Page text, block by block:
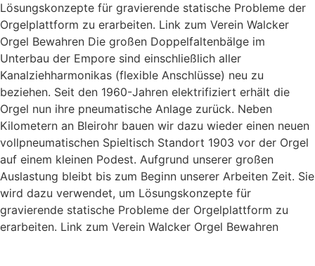
Lösungskonzepte für gravierende statische Probleme der
Orgelplattform zu erarbeiten. Link zum Verein Walcker
Orgel Bewahren Die großen Doppelfaltenbälge im
Unterbau der Empore sind einschließlich aller
Kanalziehharmonikas (flexible Anschlüsse) neu zu
beziehen. Seit den 1960-Jahren elektrifiziert erhält die
Orgel nun ihre pneumatische Anlage zurück. Neben
Kilometern an Bleirohr bauen wir dazu wieder einen neuen
vollpneumatischen Spieltisch Standort 1903 vor der Orgel
auf einem kleinen Podest. Aufgrund unserer großen
Auslastung bleibt bis zum Beginn unserer Arbeiten Zeit. Sie
wird dazu verwendet, um Lösungskonzepte für
gravierende statische Probleme der Orgelplattform zu
erarbeiten. Link zum Verein Walcker Orgel Bewahren